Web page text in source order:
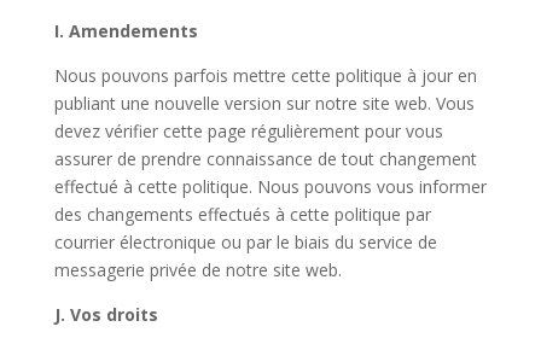
I. Amendements
Nous pouvons parfois mettre cette politique à jour en
publiant une nouvelle version sur notre site web. Vous
devez vérifier cette page régulièrement pour vous
assurer de prendre connaissance de tout changement
effectué à cette politique. Nous pouvons vous informer
des changements effectués à cette politique par
courrier électronique ou par le biais du service de
messagerie privée de notre site web.
J. Vos droits